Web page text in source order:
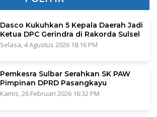
Dasco Kukuhkan 5 Kepala Daerah Jadi
Ketua DPC Gerindra di Rakorda Sulsel
Selasa, 4 Agustus 2026 18:16 PM
Pemkesra Sulbar Serahkan SK PAW
Pimpinan DPRD Pasangkayu
Kamis, 26 Februari 2026 16:32 PM